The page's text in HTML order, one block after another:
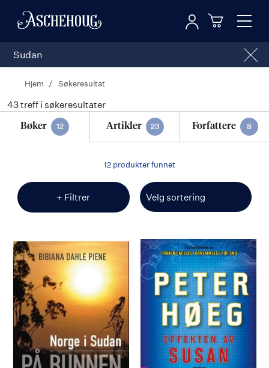
Toggle
Logg inn
Hjem Søkeresultat
Søkeresultat
43treff i søkeresultater
Bøker 12 Artikler 23 Forfattere 8
12 produkter funnet
+ Filtrer